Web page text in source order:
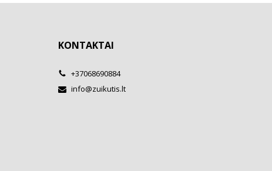
KONTAKTAI
+37068690884
info@zuikutis.lt